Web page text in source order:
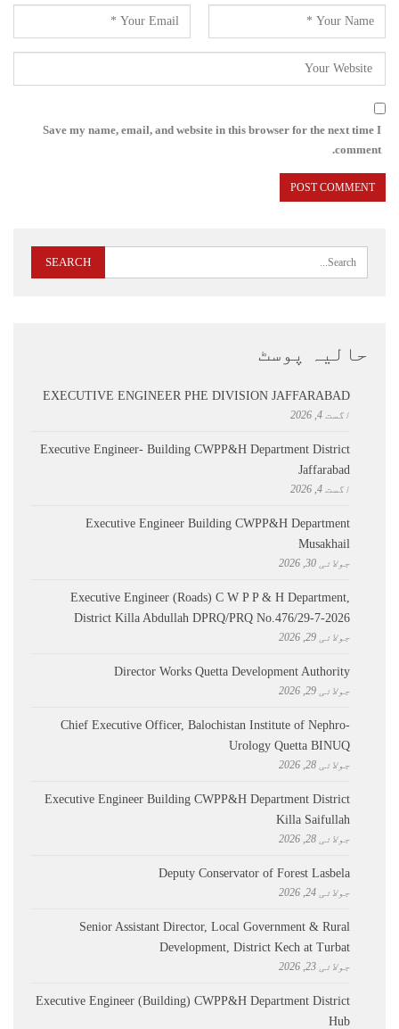
Save my name, email, and website in this browser for the next time I
comment.
حالیہ پوسٹ
EXECUTIVE ENGINEER PHE DIVISION JAFFARABAD
اگست 4, 2026
Executive Engineer- Building CWPP&H Department District
Jaffarabad
اگست 4, 2026
Executive Engineer Building CWPP&H Department
Musakhail
جولائی 30, 2026
Executive Engineer (Roads) C W P P & H Department,
District Killa Abdullah ​DPRQ/PRQ No.476/29-7-2026
جولائی 29, 2026
Director Works Quetta Development Authority
جولائی 29, 2026
Chief Executive Officer, Balochistan Institute of Nephro-
Urology Quetta BINUQ
جولائی 28, 2026
Executive Engineer Building CWPP&H Department District
Killa Saifullah
جولائی 28, 2026
Deputy Conservator of Forest Lasbela
جولائی 24, 2026
Senior Assistant Director, Local Government & Rural
Development, District Kech at Turbat
جولائی 23, 2026
Executive Engineer (Building) CWPP&H Department District
Hub